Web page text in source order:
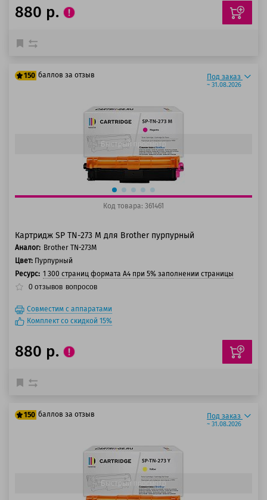
880 р.
150 баллов за отзыв Под заказ
~ 31.08.2026
Быстрый просмотр
Код товара: 361461
Картридж SP TN-273 M для Brother пурпурный
Аналог: Brother TN-273M
Цвет: Пурпурный
Ресурс: 1 300 страниц формата А4 при 5% заполнении страницы
0 отзывов вопросов
Совместим с аппаратами
Комплект со скидкой 15%
880 р.
150 баллов за отзыв Под заказ
~ 31.08.2026
Быстрый просмотр